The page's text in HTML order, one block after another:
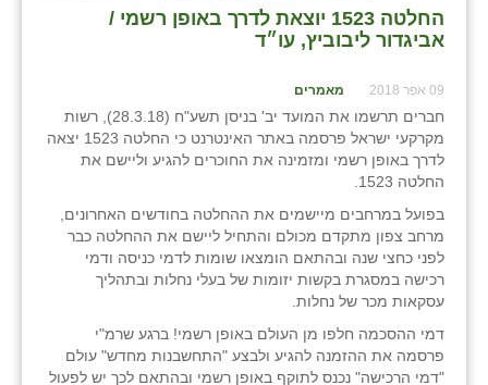
החלטה 1523 יוצאת לדרך באופן רשמי /
אביגדור ליבוביץ, עו״ד
09 אפר 2018 מאמרים
חברים תרשמו את המועד יב' בניסן תשע"ח (28.3.18), רשות
מקרקעי ישראל פרסמה באתר האינטרנט כי החלטה 1523 יצאה
לדרך באופן רשמי ומזמינה את החוכרים להגיע וליישם את
החלטה 1523.
בפועל במרחבים מיישמים את ההחלטה בחודשים האחרונים,
מרחב צפון מתקדם מכולם והתחיל ליישם את ההחלטה כבר
לפני כחצי שנה ובהתאם הומצאו שומות לדמי כניסה ודמי
רכישה במסגרת בקשות יזומות של בעלי נחלות ובתהליך
עסקאות מכר של נחלות.
דמי ההסכמה חלפו מן העולם באופן רשמי! ברגע שרמ"י
פרסמה את ההזמנה להגיע ולבצע "התחשבנות מחדש" עולם
"דמי הרכישה" נכנס לתוקף באופן רשמי ובהתאם לכך יש לפעול
שדה צבי
שכניה
תלמי יוסף